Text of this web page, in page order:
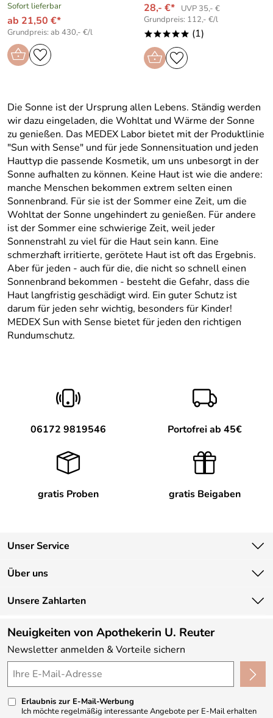
Sofort lieferbar
ab 21,50 €*
Grundpreis: ab 430,- €/l
28,- €*
UVP 35,- €
Grundpreis: 112,- €/l
***** (1)
Die Sonne ist der Ursprung allen Lebens. Ständig werden
wir dazu eingeladen, die Wohltat und Wärme der Sonne
zu genießen. Das MEDEX Labor bietet mit der Produktlinie
"Sun with Sense" und für jede Sonnensituation und jeden
Hauttyp die passende Kosmetik, um uns unbesorgt in der
Sonne aufhalten zu können. Keine Haut ist wie die andere:
manche Menschen bekommen extrem selten einen
Sonnenbrand. Für sie ist der Sommer eine Zeit, um die
Wohltat der Sonne ungehindert zu genießen. Für andere
ist der Sommer eine schwierige Zeit, weil jeder
Sonnenstrahl zu viel für die Haut sein kann. Eine
schmerzhaft irritierte, gerötete Haut ist oft das Ergebnis.
Aber für jeden - auch für die, die nicht so schnell einen
Sonnenbrand bekommen - besteht die Gefahr, dass die
Haut langfristig geschädigt wird. Ein guter Schutz ist
darum für jeden sehr wichtig, besonders für Kinder!
MEDEX Sun with Sense bietet für jeden den richtigen
Rundumschutz.
06172 9819546 Portofrei ab 45€
gratis Proben gratis Beigaben
Unser Service
Kontakt
Lieferbedingungen
Kundenlogin
Über uns
Unsere Bestseller
Neu
Angebote
Made in Germany
4,9/5*****
Unsere Zahlarten
Neuigkeiten von Apothekerin U. Reuter
Newsletter anmelden & Vorteile sichern
Erlaubnis zur E-Mail-Werbung
Ich möchte regelmäßig interessante Angebote per E-Mail erhalten